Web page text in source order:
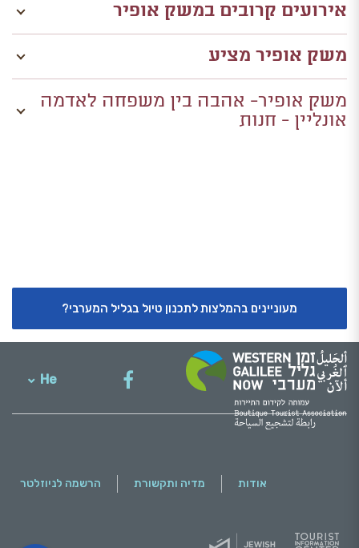
אירועים קרובים במשק אופיר
משק אופיר מציע
משק אופיר- אהבה בין משפחה לאדמה
אונליין - חנות
מעוניינים בהמלצות לתכנון טיול בגליל המערבי?
He
אודות מדיה ותקשורת הרשמה לניוזלטר